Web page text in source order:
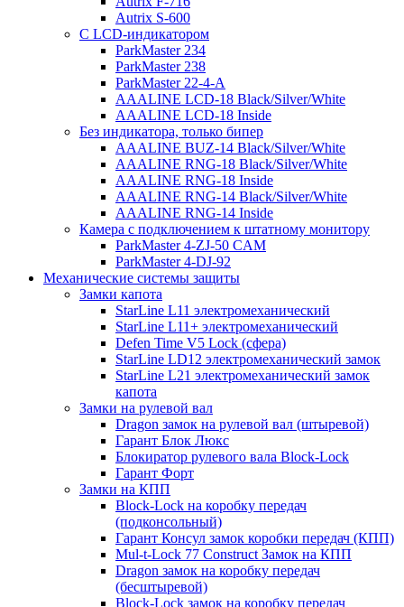
Autrix S-600
С LCD-индикатором
ParkMaster 234
ParkMaster 238
ParkMaster 22-4-A
AAALINE LCD-18 Black/Silver/White
AAALINE LCD-18 Inside
Без индикатора, только бипер
AAALINE BUZ-14 Black/Silver/White
AAALINE RNG-18 Black/Silver/White
AAALINE RNG-18 Inside
AAALINE RNG-14 Black/Silver/White
AAALINE RNG-14 Inside
Камера с подключением к штатному монитору
ParkMaster 4-ZJ-50 CAM
ParkMaster 4-DJ-92
Механические системы защиты
Замки капота
StarLine L11 электромеханический
StarLine L11+ электромеханический
Defen Time V5 Lock (сфера)
StarLine LD12 электромеханический замок
StarLine L21 электромеханический замок
капота
Замки на рулевой вал
Dragon замок на рулевой вал (штыревой)
Гарант Блок Люкс
Блокиратор рулевого вала Block-Lock
Гарант Форт
Замки на КПП
Block-Lock на коробку передач
(подконсольный)
Гарант Консул замок коробки передач (КПП)
Mul-t-Lock 77 Construct Замок на КПП
Dragon замок на коробку передач
(бесштыревой)
Block-Lock замок на коробку передач